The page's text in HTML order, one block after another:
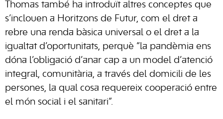
Thomas també ha introduït altres conceptes que
s’inclouen a Horitzons de Futur, com el dret a
rebre una renda bàsica universal o el dret a la
igualtat d’oportunitats, perquè “la pandèmia ens
dóna l’obligació d’anar cap a un model d’atenció
integral, comunitària, a través del domicili de les
persones, la qual cosa requereix cooperació entre
el món social i el sanitari”.